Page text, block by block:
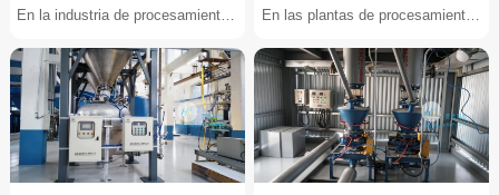
de maíz
En la industria de procesamiento
gránulos de maíz en···
de soja
En las plantas de procesamiento
entre silos, se···